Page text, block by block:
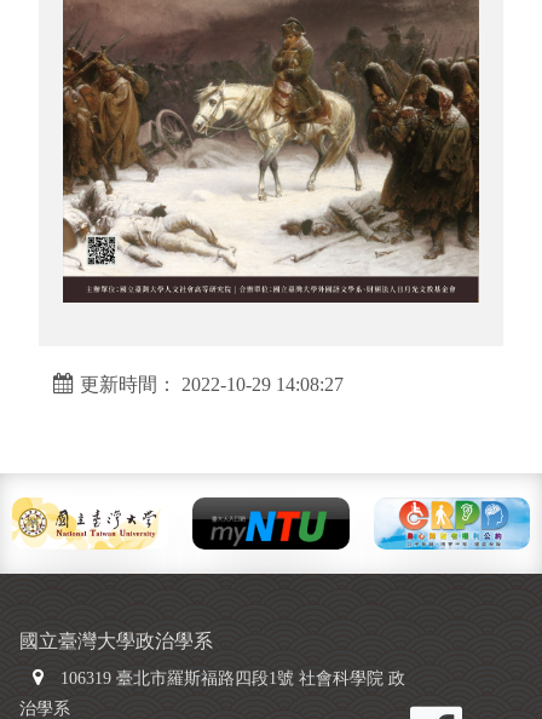
更新時間： 2022-10-29 14:08:27
國立臺灣大學政治學系
106319 臺北市羅斯福路四段1號 社會科學院 政
治學系